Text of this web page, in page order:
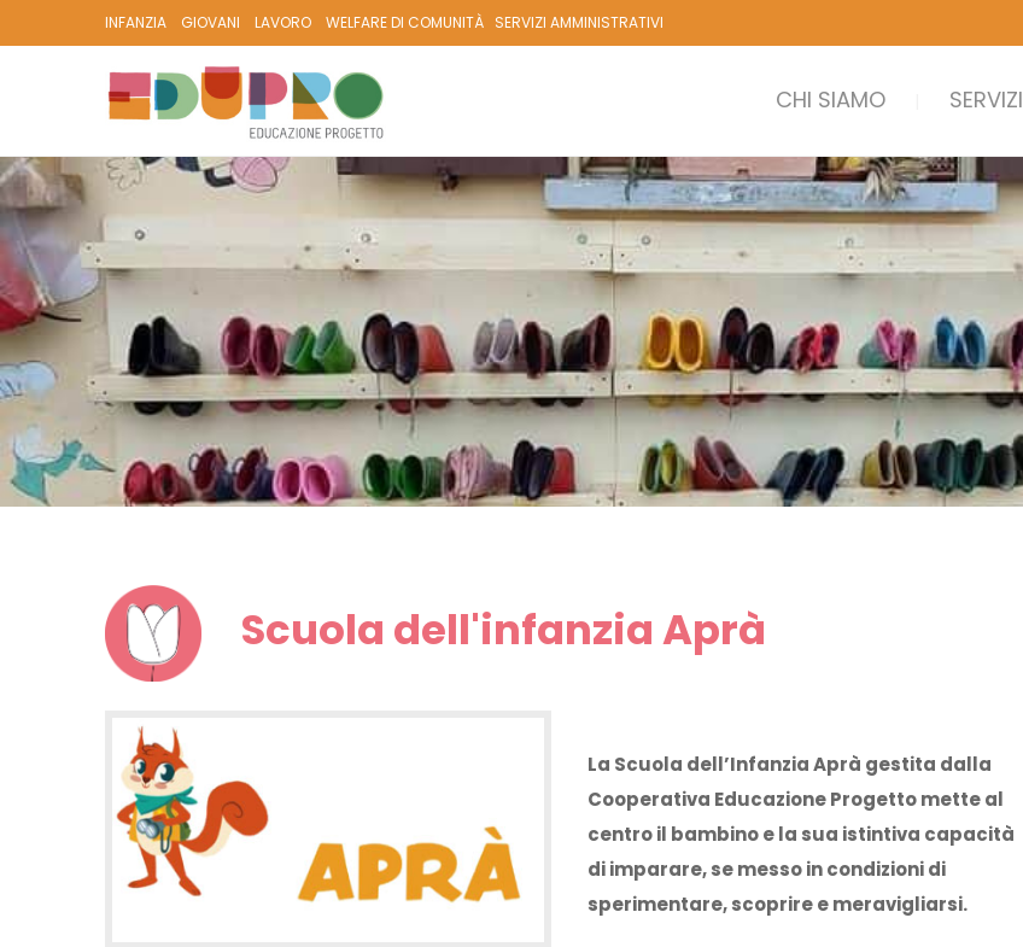
INFANZIA GIOVANI LAVORO WELFARE DI COMUNITÀ SERVIZI AMMINISTRATIVI
CHI SIAMO SERVIZI
Scuola dell'infanzia Aprà
La Scuola dell’Infanzia Aprà gestita dalla
Cooperativa Educazione Progetto mette al
centro il bambino e la sua istintiva capacità
di imparare, se messo in condizioni di
sperimentare, scoprire e meravigliarsi.